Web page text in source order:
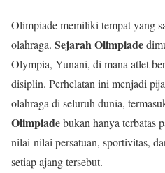
Olimpiade memiliki tempat yang
olahraga. Sejarah Olimpiade
Olympia, Yunani, di mana atlet
disiplin. Perhelatan ini menjadi
olahraga di seluruh dunia,
Olimpiadebukan hanya terbatas
nilai-nilai persatuan, sportivitas,
setiap ajang tersebut.